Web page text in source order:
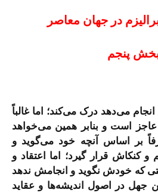
در جهان معاصر
پنجم
می‌دهد درک می‌کند؛ اما غالباً
است و بنابر همین می‌خواهد
بر اساس آنچه خود می‌گوید و
کنکاش قرار گیرد؛ اما اعتقاد و
که خودش نگوید و انجامش ندهد
جهل در اصول اندیشه‌ها و عقاید